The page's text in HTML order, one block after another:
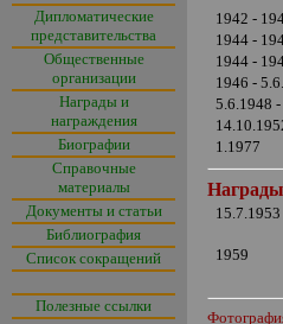
Дипломатические
представительства
Общественные
организации
Награды и
награждения
Биографии
Справочные
материалы
Документы и статьи
Библиография
Список сокращений
Полезные ссылки
1942 -
1944 -
1944 -
1946 -
5.6.1948
1.1977
Награды
15.7.1953
1959